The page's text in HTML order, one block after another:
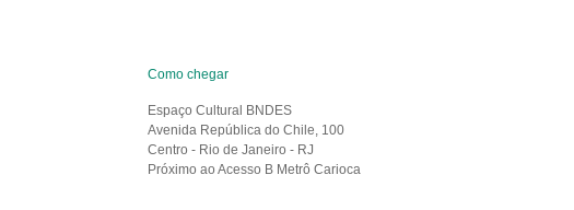
Como chegar
Espaço Cultural BNDES
Avenida República do Chile, 100
Centro - Rio de Janeiro - RJ
Próximo ao Acesso B Metrô Carioca